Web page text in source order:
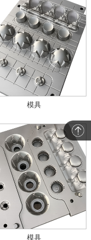
模具
模具